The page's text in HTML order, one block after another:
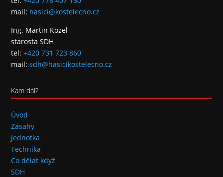
mail: hasici@kostelecno.cz
Ing. Martin Kozel
starosta SDH
tel:+420 731 723 860
mail:sdh@hasicikostelecno.cz
Kam dál?
Úvod
Zásahy
Jednotka
Technika
Co dělat když
SDH